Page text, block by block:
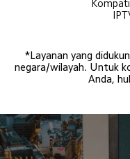
*Layanan yang
negara/wilayah. Untuk
Anda,